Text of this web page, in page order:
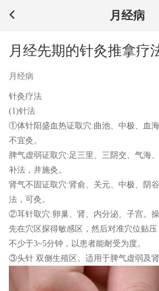
月经病
月经先期的针灸推拿疗
月经病
针灸疗法
(1)针法
①体针阳盛血热证取穴:曲池、中极、血
不宜灸。
脾气虚弱证取穴:足三里、三阴交、气海
补法，并施灸。
肾气不固证取穴:肾俞、关元、中极、阴
法，可灸。
②耳针取穴:卵巢、肾、内分泌、子宫。操
先在穴区探得敏感区，然后对准穴位贴
不少于3~5分钟，以患者能耐受为度。
③头针 双侧生殖区。适用于脾气虚弱及肾